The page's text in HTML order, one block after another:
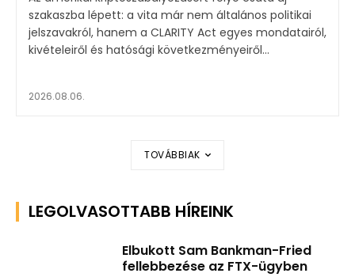
szakaszba lépett: a vita már nem általános politikai
jelszavakról, hanem a CLARITY Act egyes mondatairól,
kivételeiről és hatósági következményeiről...
2026.08.06.
TOVÁBBIAK
LEGOLVASOTTABB HÍREINK
Elbukott Sam Bankman-Fried
fellebbezése az FTX-ügyben